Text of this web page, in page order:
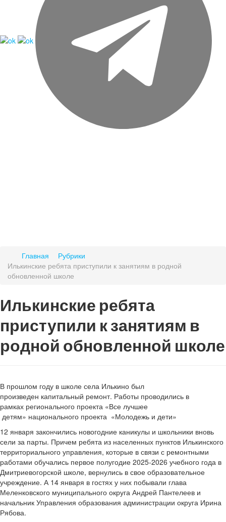
Главная
Рубрики
Илькинские ребята приступили к занятиям в родной
обновленной школе
Илькинские ребята
приступили к занятиям в
родной обновленной школе
В прошлом году в школе села Илькино был
произведен капитальный ремонт. Работы проводились в
рамках регионального проекта «Все лучшее
детям» национального проекта «Молодежь и дети»
12 января закончились новогодние каникулы и школьники вновь
сели за парты. Причем ребята из населенных пунктов Илькинского
территориального управления, которые в связи с ремонтными
работами обучались первое полугодие 2025-2026 учебного года в
Дмитриевогорской школе, вернулись в свое образовательное
учреждение. А 14 января в гостях у них побывали глава
Меленковского муниципального округа Андрей Пантелеев и
начальник Управления образования администрации округа Ирина
Рябова.